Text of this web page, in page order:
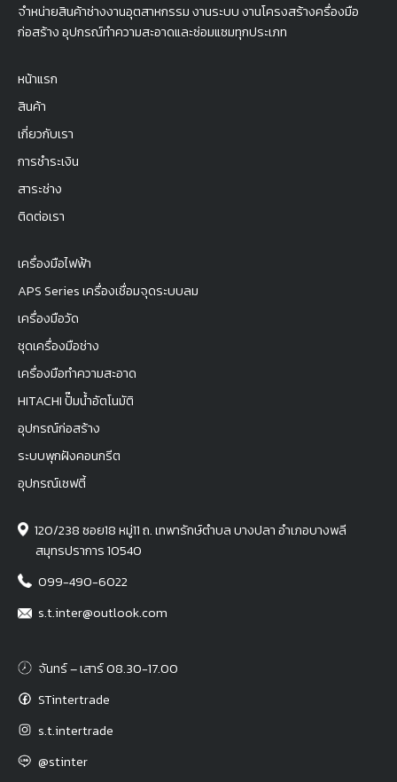
จำหน่ายสินค้าช่างงานอุตสาหกรรม งานระบบ งานโครงสร้างครื่องมือ
ก่อสร้าง อุปกรณ์ทำความสะอาดและซ่อมแซมทุกประเภท
หน้าแรก
สินค้า
เกี่ยวกับเรา
การชำระเงิน
สาระช่าง
ติดต่อเรา
เครื่องมือไฟฟ้า
APS Series เครื่องเชื่อมจุดระบบลม
เครื่องมือวัด
ชุดเครื่องมือช่าง
เครื่องมือทำความสะอาด
HITACHI ปั๊มน้ำอัตโนมัติ
อุปกรณ์ก่อสร้าง
ระบบพุกฝังคอนกรีต
อุปกรณ์เซฟตี้
120/238 ซอย18 หมู่11 ถ. เทพารักษ์ตำบล บางปลา อำเภอบางพลี
สมุทรปราการ 10540
099-490-6022
s.t.inter@outlook.com
จันทร์ – เสาร์ 08.30-17.00
STintertrade
s.t.intertrade
@stinter